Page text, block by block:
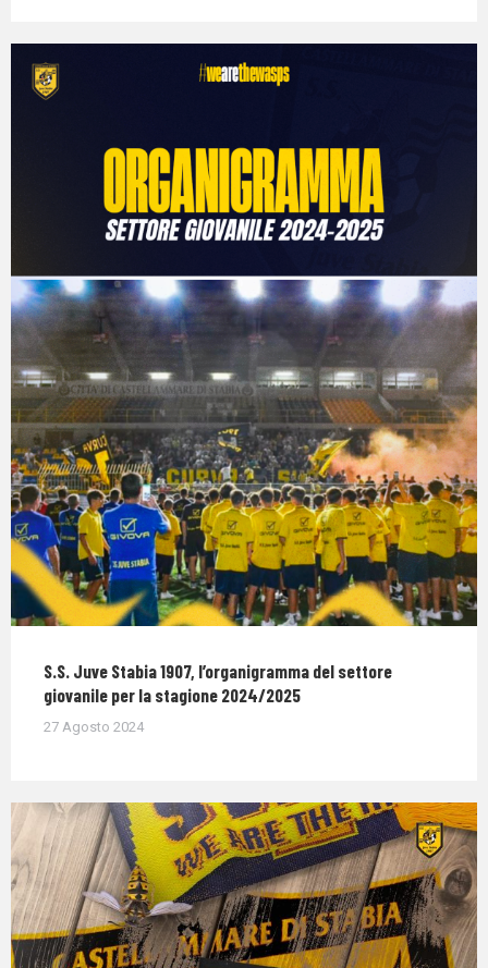
S.S. Juve Stabia 1907, l’organigramma del settore
giovanile per la stagione 2024/2025
27 Agosto 2024